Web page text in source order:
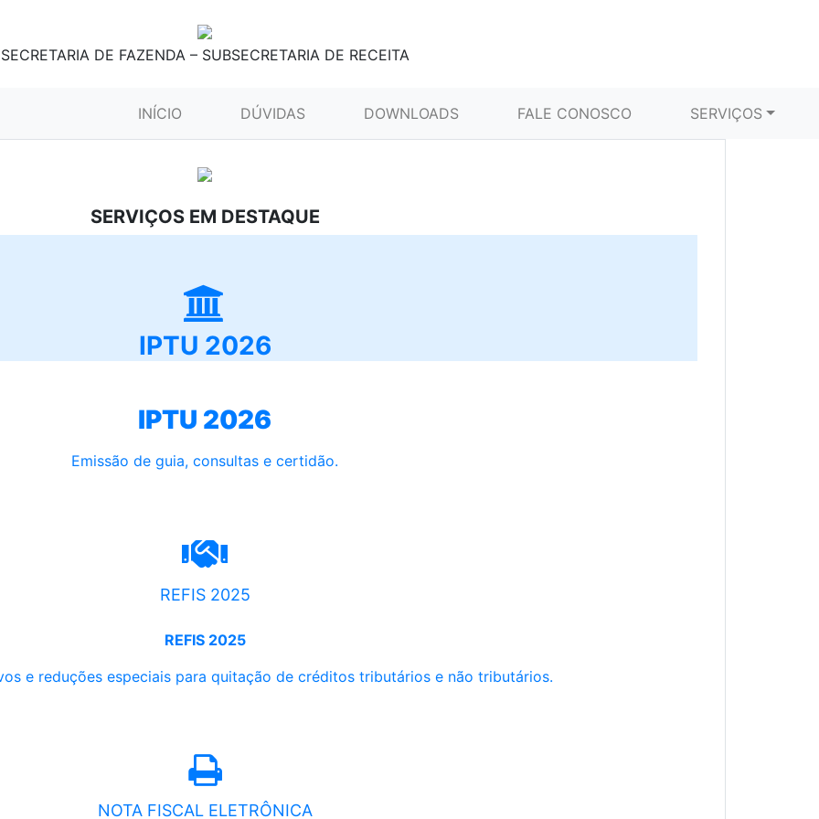
SECRETARIA DE FAZENDA – SUBSECRETARIA DE RECEITA
INÍCIO (CURRENT)DÚVIDAS DOWNLOADS FALE CONOSCO SERVIÇOS
SERVIÇOS EM DESTAQUE
IPTU 2026
IPTU 2026
Emissão de guia, consultas e certidão.
REFIS 2025
REFIS 2025
e reduções especiais para quitação de créditos tributários e não tributários.
NOTA FISCAL ELETRÔNICA